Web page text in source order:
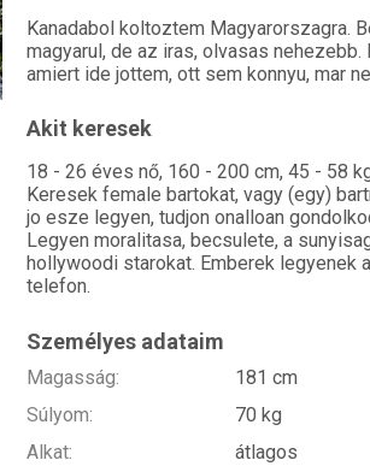
Kanadabol koltoztem Magyarorszagra.
magyarul, de az iras, olvasas nehezebb.
amiert ide jottem, ott sem konnyu, mar
Akit keresek
18 - 26 éves nő, 160 - 200 cm, 45 - 58
Keresek female bartokat, vagy (egy)
jo esze legyen, tudjon onalloan
Legyen moralitasa, becsulete, a
hollywoodi starokat. Emberek legyenek
telefon.
Személyes adataim
Magasság:
181 cm
Súlyom:
70 kg
Alkat:
átlagos